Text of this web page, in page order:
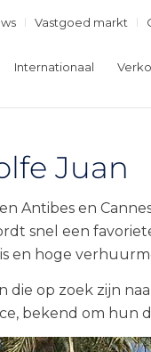
Vastgoed markt
Internationaal
Juan
Antibes en
snel een
en hoge
die op zoek zijn
bekend om hun